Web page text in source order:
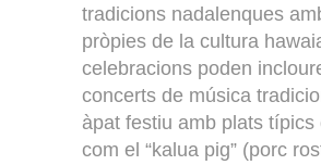
tradicions nadalenques
pròpies de la cultura
celebracions poden
concerts de música
àpat festiu amb plats típics
com el “kalua pig” (porc